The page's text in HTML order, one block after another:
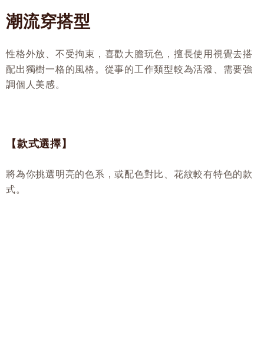
潮流穿搭型
性格外放、不受拘束，喜歡大膽玩色，擅長使用視覺去搭
配出獨樹一格的風格。從事的工作類型較為活潑、需要強
調個人美感。
【款式選擇】
將為你挑選明亮的色系，或配色對比、花紋較有特色的款
式。